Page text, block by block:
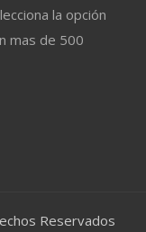
la opción
mas de 500
Reservados